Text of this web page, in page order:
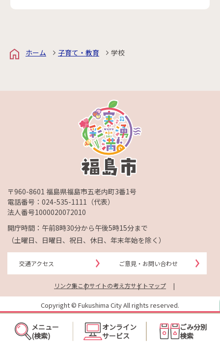
メニュー
(検索)
オンライン
サービス
ごみ分別
検索
ホーム 子育て・教育 学校
〒960-8601 福島県福島市五老内町3番1号
電話番号： 024-535-1111 （代表）
法人番号1000020072010
開庁時間：午前8時30分から午後5時15分まで
（土曜日、日曜日、祝日、休日、年末年始を除く）
交通アクセス ご意見・お問い合わせ
リンク集このサイトの考え方サイトマップ
Copyright © Fukushima City All rights reserved.